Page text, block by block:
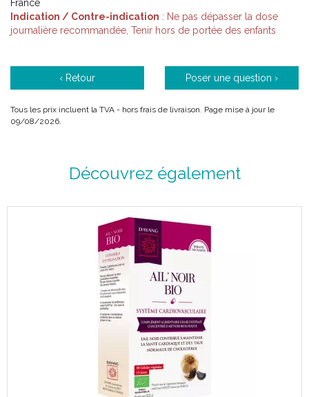
France
Indication / Contre-indication : Ne pas dépasser la dose
journalière recommandée, Tenir hors de portée des enfants
‹ Retour Poser une question ›
Tous les prix incluent la TVA - hors frais de livraison. Page mise à jour le
09/08/2026.
Découvrez également